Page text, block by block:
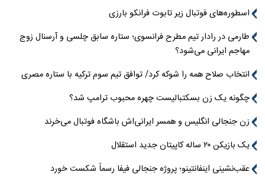
اسطوره‌های فوتبال زیر تابوت فرانکو بارزی
طارمی در رادار تیم مطرح فرانسوی؛ ستاره سابق چلسی و آرسنال زوج
مهاجم ایرانی می‌شود؟
انتخاب صلاح همه را شوکه کرد/ توافق تیم سوم ترکیه با ستاره مصری
چگونه یک زن بسکتبالیست چهره محبوب ترامپ شد؟
زن جنجالی انگلیس و همسر ایرانی‌اش باشگاه فوتبال می‌خرند
یک بازیکن ۲۰ ساله کاپیتان جدید استقلال
عقب‌نشینی اینفانتینو؛ پروژه جنجالی فیفا رسماً شکست خورد